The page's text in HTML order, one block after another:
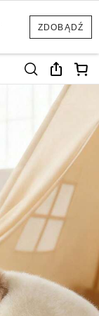
ZDOBĄDŹ